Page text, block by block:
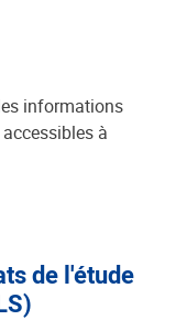
informations
à
de l'étude